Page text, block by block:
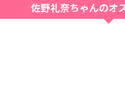
佐野礼奈ちゃんのオ